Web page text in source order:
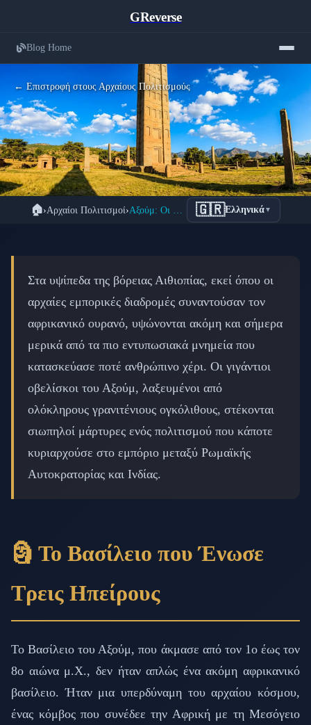
GReverse
Blog Home
← Επιστροφή στους Αρχαίους Πολιτισμούς
Αξούμ: Το Μυστηριώδες Βασίλειο με
τους Γιγάντιους Γρανιτένιους
📅 23 Φεβρουαρίου 2026 ⏱️ 7 λεπτά ανάγνωσης
🏠›Αρχαίοι Πολιτισμοί› 🇬🇷Ελληνικά▼
Στα υψίπεδα της βόρειας Αιθιοπίας, εκεί όπου οι
αρχαίες εμπορικές διαδρομές συναντούσαν τον
αφρικανικό ουρανό, υψώνονται ακόμη και σήμερα
μερικά από τα πιο εντυπωσιακά μνημεία που
κατασκεύασε ποτέ ανθρώπινο χέρι. Οι γιγάντιοι
οβελίσκοι του Αξούμ, λαξευμένοι από
ολόκληρους γρανιτένιους ογκόλιθους, στέκονται
σιωπηλοί μάρτυρες ενός πολιτισμού που κάποτε
κυριαρχούσε στο εμπόριο μεταξύ Ρωμαϊκής
Αυτοκρατορίας και Ινδίας.
🗿 Το Βασίλειο που Ένωσε
Τρεις Ηπείρους
Το Βασίλειο του Αξούμ, που άκμασε από τον 1ο έως τον
8ο αιώνα μ.Χ., δεν ήταν απλώς ένα ακόμη αφρικανικό
βασίλειο. Ήταν μια υπερδύναμη του αρχαίου κόσμου,
ένας κόμβος που συνέδεε την Αφρική με τη Μεσόγειο